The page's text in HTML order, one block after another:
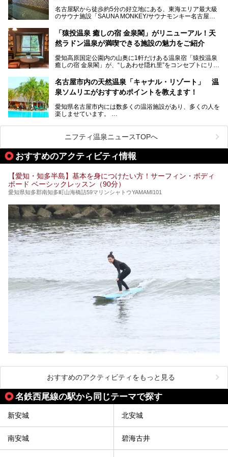
くある点が魅力です！
お好みの温泉施設を見つけて楽しんでくださいね。
名古屋駅から徒歩約5分の好立地にある、東海エリア最大級
のサウナ施設「SAUNA MONKEY/サウナモンキー名古屋」
「名古屋駅周辺ってサウナが少ないよね」という声をよく耳
にするだけあり、アクセスの良さにも胸が高鳴ります。
今回は普段は男性専用となっているパブリックサウナが、女
さっそく取材してきました！
「猿投温泉 癒しの宿 金泉閣」がリニューアル！天
然ラドン温泉が満喫できる施設の魅力をご紹介
愛知高原国定公園内の山奥に1軒だけある温泉宿「猿投温泉
癒しの宿 金泉閣」が、“しあわせ隠れ里”をコンセプトにリニ
天然ラドン温泉が堪能できるお風呂や、新設・改装された客
室、地元の食材と温泉水で作られたお料理……。
ご紹介します。
名古屋市内の天然温泉「キャナル・リゾート」 温
泉ソムリエがおすすめポイントを教えます！
愛知県名古屋市内には数多くの温浴施設があり、多くの人を
楽しませています。
ムリエの目線で紹介していきます！
名古屋市内にはスーパー銭湯や日帰り温泉が多く、「どこに
行こうかな？」と悩んでしまう方も多いと思います。
ぜひこの記事を参考にして「キャナル・リゾート」に出かけ
てみるのはいかがでしょうか？
ニフティ温泉ニュースTOPへ
おすすめのアクティビティ情報
【愛知・知多半島】基本を身につけたい方！サーフィン・ボディ
ボード ベーシックレッスン（90分）
愛知県知多郡南知多町山海橋詰59マリンシャトウYAMAMI101
おすすめのアクティビティをもっと見る
名鉄西尾線の駅から同じテーマで探す
新安城 北安城
南安城 碧海古井